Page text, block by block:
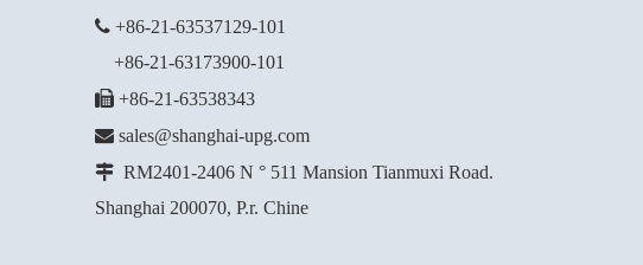
 +86-21-63537129-101
+86-21-63173900-101
 +86-21-63538343
 sales@shanghai-upg.com
 RM2401-2406 N ° 511 Mansion Tianmuxi Road.
Shanghai 200070, P.r. Chine